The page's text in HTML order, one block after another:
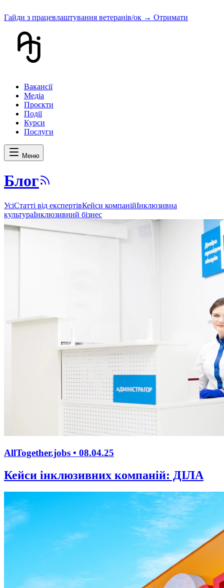
Гайди з працевлаштування ветеранів/ок → Отримати
Вакансії
Медіа
Проєкти
Події
Курси
Послуги
Меню
Блог
УсіСтатті від експертівКейси компанійІнклюзивна
культураІнклюзивний бізнес
AllTogether.jobs • 08.04.25
Кейси інклюзивних компаній: ДІЛА